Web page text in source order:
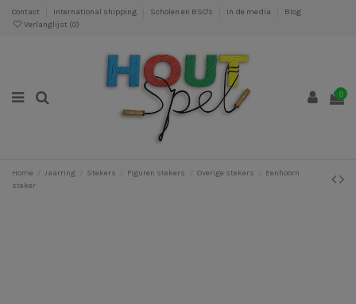
Contact International shipping Scholen en BSO's In de media
Blog
Verlanglijst (0)
0
Home Jaarring Stekers Figuren stekers Overige stekers
Eenhoorn
steker